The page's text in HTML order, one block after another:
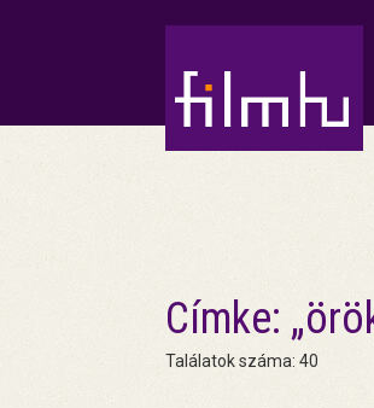
Címke:
Találatok száma: 40